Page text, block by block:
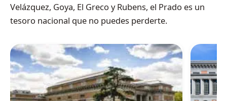
Velázquez, Goya, El Greco y Rubens, el Prado es un
tesoro nacional que no puedes perderte.